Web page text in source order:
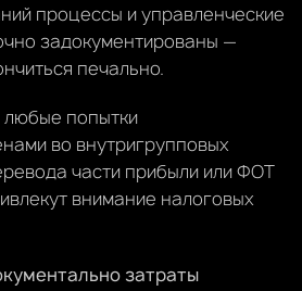
процессы и управленческие
задокументированы —
печально.
любые попытки
во внутригрупповых
части прибыли или ФОТ
внимание налоговых
затраты